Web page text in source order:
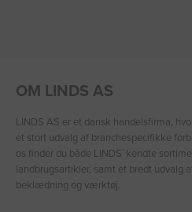
OM LINDS AS
LINDS AS er et dansk handelsfirma,
et stort udvalg af branchespecifikke
os finder du både LINDS′ kendte
landbrugsartikler, samt et bredt udvalg
beklædning og værktøj.